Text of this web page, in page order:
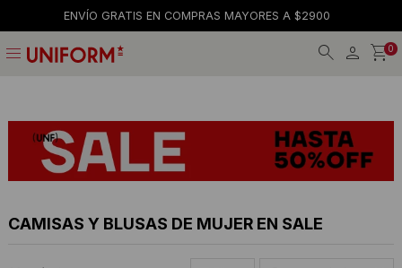
+15% OFF CON SANTANDER
menu 0
CAMISAS Y BLUSAS DE MUJER EN SALE
Calzado
Remeras
Remeras
Shorts y faldas
Gorras
Billeteras
Tiendas
Trabaja con nosotros
Términos y condiciones